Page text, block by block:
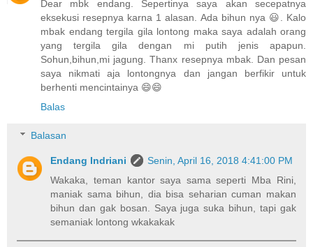
Dear mbk endang. Sepertinya saya akan secepatnya
eksekusi resepnya karna 1 alasan. Ada bihun nya 😃. Kalo
mbak endang tergila gila lontong maka saya adalah orang
yang tergila gila dengan mi putih jenis apapun.
Sohun,bihun,mi jagung. Thanx resepnya mbak. Dan pesan
saya nikmati aja lontongnya dan jangan berfikir untuk
berhenti mencintainya 😄😄
Balas
Balasan
Endang Indriani
Senin, April 16, 2018 4:41:00 PM
Wakaka, teman kantor saya sama seperti Mba Rini,
maniak sama bihun, dia bisa seharian cuman makan
bihun dan gak bosan. Saya juga suka bihun, tapi gak
semaniak lontong wkakakak